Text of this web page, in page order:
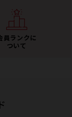
員ランクに
ついて